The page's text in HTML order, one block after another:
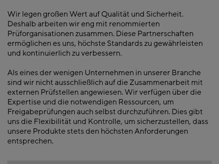
Wir legen großen Wert auf Qualität und Sicherheit.
Deshalb arbeiten wir eng mit renommierten
Prüforganisationen zusammen. Diese Partnerschaften
ermöglichen es uns, höchste Standards zu gewährleisten
und kontinuierlich zu verbessern.
Als eines der wenigen Unternehmen in unserer Branche
sind wir nicht ausschließlich auf die Zusammenarbeit mit
externen Prüfstellen angewiesen. Wir verfügen über die
Expertise und die notwendigen Ressourcen, um
Freigabeprüfungen auch selbst durchzuführen. Dies gibt
uns die Flexibilität und Kontrolle, um sicherzustellen, dass
unsere Produkte stets den höchsten Anforderungen
entsprechen.